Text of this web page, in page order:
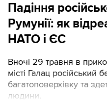
Падіння
Румунії: як
НАТО і ЄС
Вночі 29 травня в
місті Галац російський
багатоповерхівку та
людини.